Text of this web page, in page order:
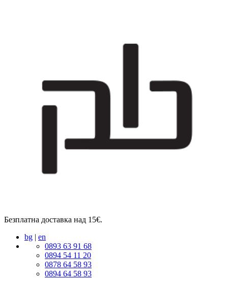
Безплатна доставка над 15€.
bg | en
0893 63 91 68
0894 54 11 20
0878 64 58 93
0894 64 58 93